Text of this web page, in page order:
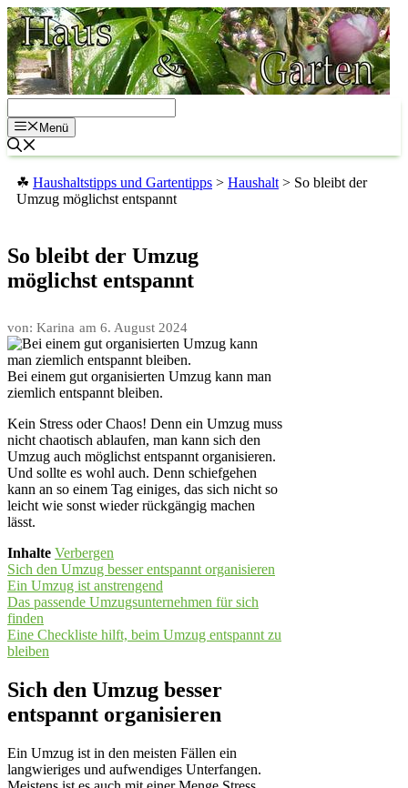
Zum
Inhalt
springen
Menü
☘ Haushaltstipps und Gartentipps > Haushalt > So bleibt der
Umzug möglichst entspannt
So bleibt der Umzug
möglichst entspannt
von: Karina am 6. August 2024
Bei einem gut organisierten Umzug kann man
ziemlich entspannt bleiben.
Kein Stress oder Chaos! Denn ein Umzug muss
nicht chaotisch ablaufen, man kann sich den
Umzug auch möglichst entspannt organisieren.
Und sollte es wohl auch. Denn schiefgehen
kann an so einem Tag einiges, das sich nicht so
leicht wie sonst wieder rückgängig machen
lässt.
Inhalte Verbergen
Sich den Umzug besser entspannt organisieren
Ein Umzug ist anstrengend
Das passende Umzugsunternehmen für sich
finden
Eine Checkliste hilft, beim Umzug entspannt zu
bleiben
Sich den Umzug besser
entspannt organisieren
Ein Umzug ist in den meisten Fällen ein
langwieriges und aufwendiges Unterfangen.